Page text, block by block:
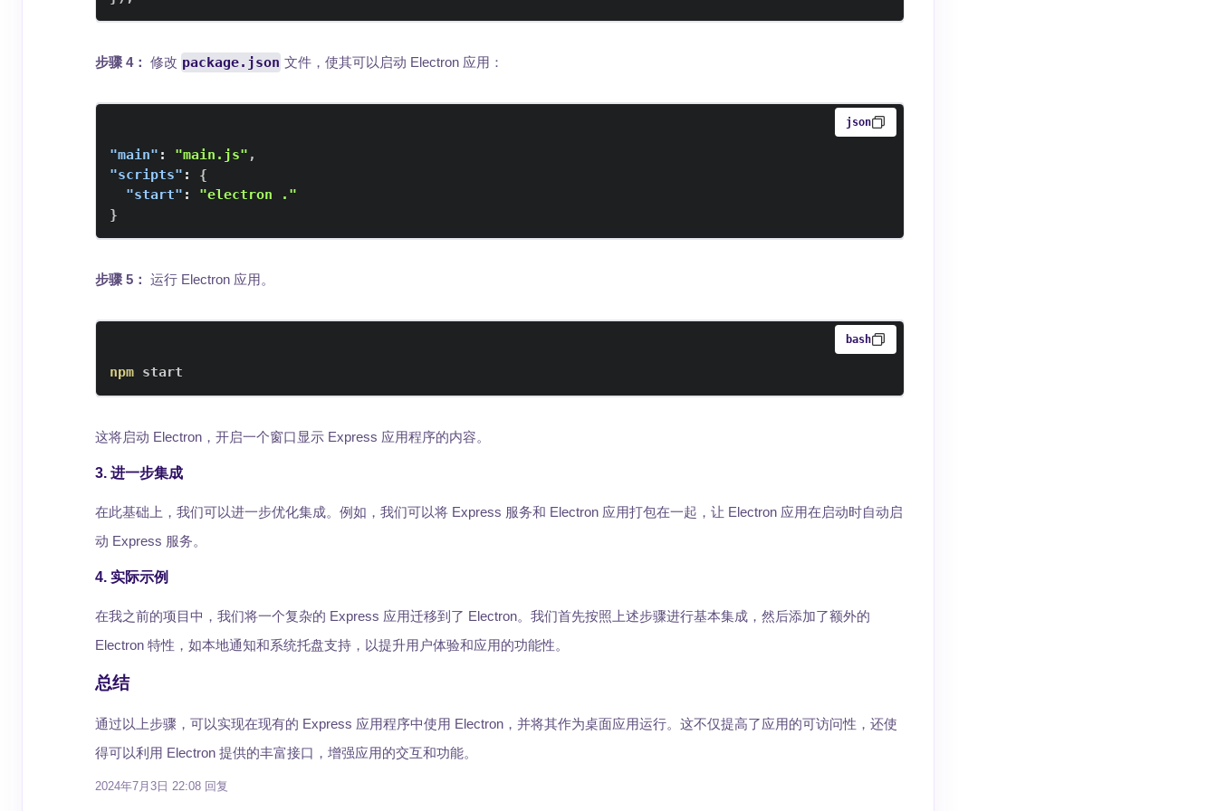
步骤 4： 修改 package.json 文件，使其可以启动 Electron 应用：
json
"main" : "main.js" ,
"scripts" :
{
"start" :
"electron ."
}
步骤 5： 运行 Electron 应用。
bash
npm start
这将启动 Electron，开启一个窗口显示 Express 应用程序的内容。
3. 进一步集成
在此基础上，我们可以进一步优化集成。例如，我们可以将 Express 服务和 Electron 应用打包在一起，让 Electron 应用在启动时自动启
动 Express 服务。
4. 实际示例
在我之前的项目中，我们将一个复杂的 Express 应用迁移到了 Electron。我们首先按照上述步骤进行基本集成，然后添加了额外的
Electron 特性，如本地通知和系统托盘支持，以提升用户体验和应用的功能性。
总结
通过以上步骤，可以实现在现有的 Express 应用程序中使用 Electron，并将其作为桌面应用运行。这不仅提高了应用的可访问性，还使
得可以利用 Electron 提供的丰富接口，增强应用的交互和功能。
2024年7月3日 22:08 回复